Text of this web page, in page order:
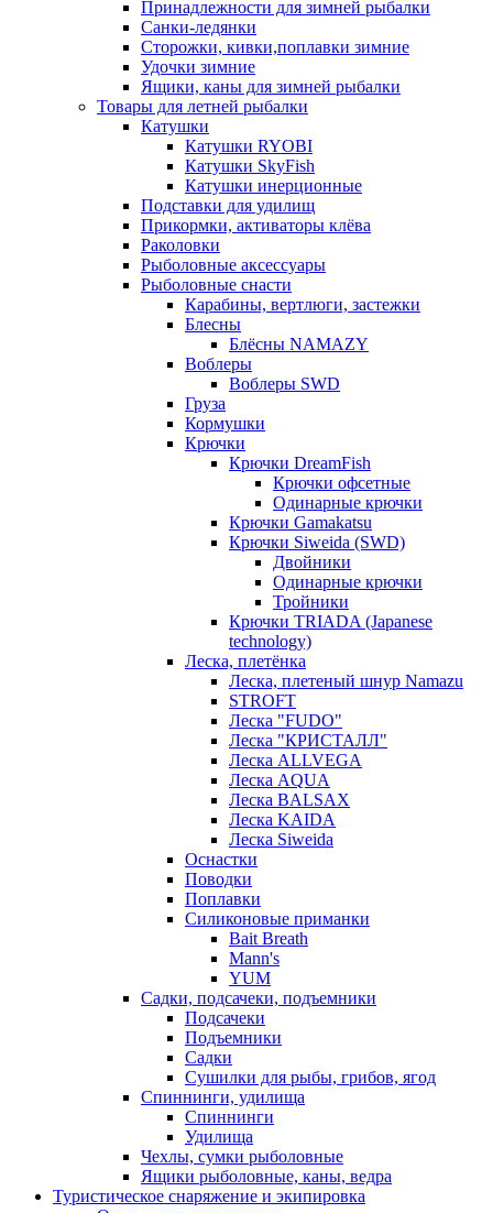
Принадлежности для зимней рыбалки
Санки-ледянки
Сторожки, кивки,поплавки зимние
Удочки зимние
Ящики, каны для зимней рыбалки
Товары для летней рыбалки
Катушки
Катушки RYOBI
Катушки SkyFish
Катушки инерционные
Подставки для удилищ
Прикормки, активаторы клёва
Раколовки
Рыболовные аксессуары
Рыболовные снасти
Карабины, вертлюги, застежки
Блесны
Блёсны NAMAZY
Воблеры
Воблеры SWD
Груза
Кормушки
Крючки
Крючки DreamFish
Крючки офсетные
Одинарные крючки
Крючки Gamakatsu
Крючки Siweida (SWD)
Двойники
Одинарные крючки
Тройники
Крючки TRIADA (Japanese
technology)
Леска, плетёнка
Леска, плетеный шнур Namazu
STROFT
Леска "FUDO"
Леска "КРИСТАЛЛ"
Леска ALLVEGA
Леска AQUA
Леска BALSAX
Леска KAIDA
Леска Siweida
Оснастки
Поводки
Поплавки
Силиконовые приманки
Bait Breath
Mann's
YUM
Садки, подсачеки, подъемники
Подсачеки
Подъемники
Садки
Сушилки для рыбы, грибов, ягод
Спиннинги, удилища
Спиннинги
Удилища
Чехлы, сумки рыболовные
Ящики рыболовные, каны, ведра
Туристическое снаряжение и экипировка